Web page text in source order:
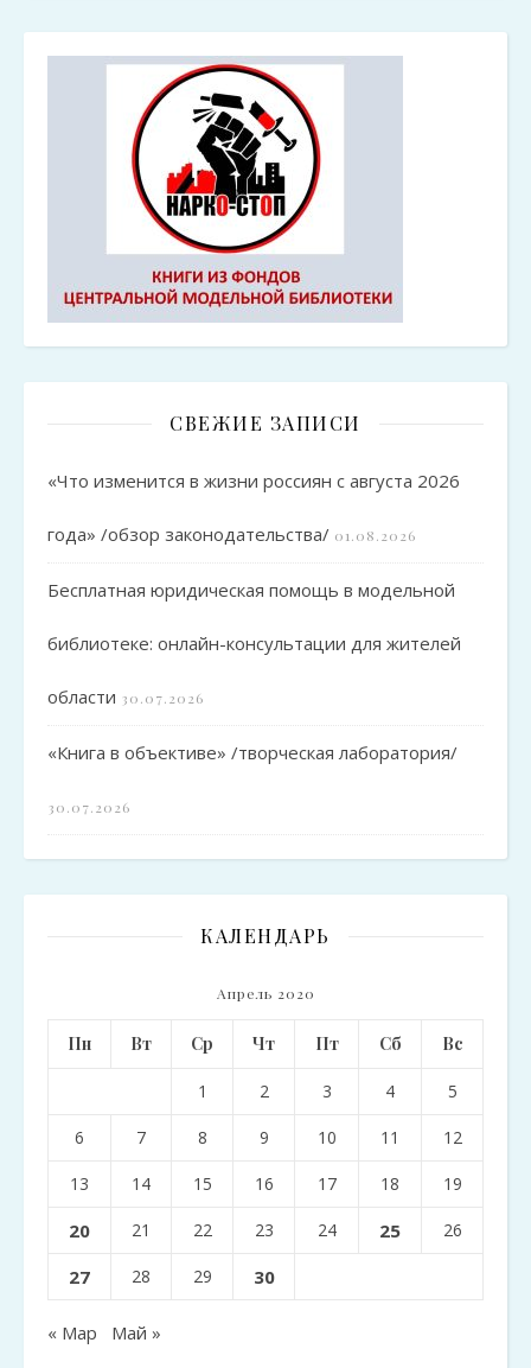
СВЕЖИЕ ЗАПИСИ
«Что изменится в жизни россиян с августа 2026
года» /обзор законодательства/ 01.08.2026
Бесплатная юридическая помощь в модельной
библиотеке: онлайн-консультации для жителей
области 30.07.2026
«Книга в объективе» /творческая лаборатория/
30.07.2026
КАЛЕНДАРЬ
Апрель 2020
Пн Вт Ср Чт Пт Сб Вс
1 2 3 4 5
6 7 8 9 10 11 12
13 14 15 16 17 18 19
20 21 22 23 24 25 26
27 28 29 30
« Мар Май »